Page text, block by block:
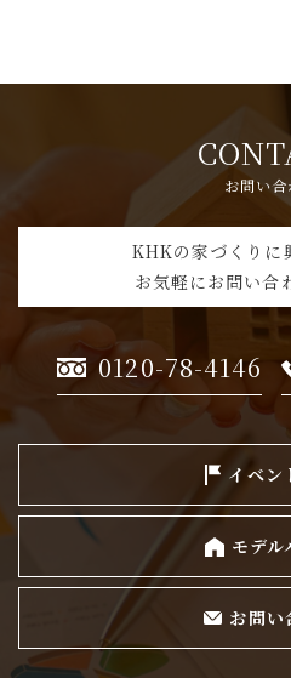
お問い合
KHKの家づくりに
お気軽にお問い合
0120-78-4146
イベン
モデル
お問い